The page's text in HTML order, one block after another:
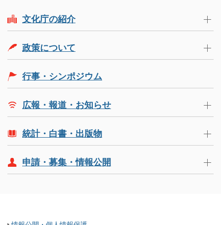
文化庁の紹介
政策について
行事・シンポジウム
広報・報道・お知らせ
統計・白書・出版物
申請・募集・情報公開